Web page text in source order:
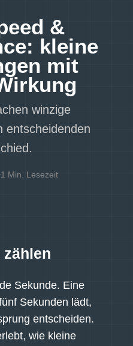
&
kleine
mit
winzige
entscheidenden
Min. Lesezeit
zählen
Sekunde. Eine
Sekunden lädt,
entscheiden.
wie kleine